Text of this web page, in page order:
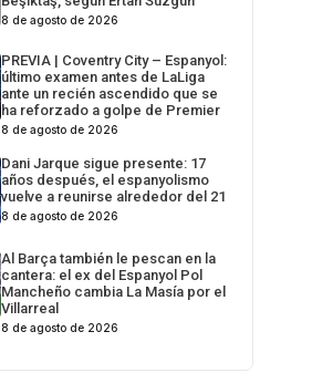
8 de agosto de 2026
PREVIA | Coventry City – Espanyol:
último examen antes de LaLiga
ante un recién ascendido que se
ha reforzado a golpe de Premier
8 de agosto de 2026
Dani Jarque sigue presente: 17
años después, el espanyolismo
vuelve a reunirse alrededor del 21
8 de agosto de 2026
Al Barça también le pescan en la
cantera: el ex del Espanyol Pol
Mancheño cambia La Masía por el
Villarreal
8 de agosto de 2026